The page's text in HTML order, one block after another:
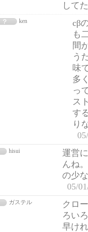
して
ken
cβ
も
間
う
味
多
っ
ス
す
り
hisui
運営
んね
の少
05/
ガステル
クロ
ろい
早け